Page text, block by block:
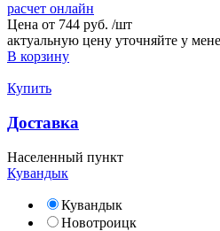
расчет онлайн
Цена от 744 руб. /шт
актуальную цену уточняйте у
В корзину
Купить
Доставка
Населенный пункт
Кувандык
Кувандык
Новотроицк